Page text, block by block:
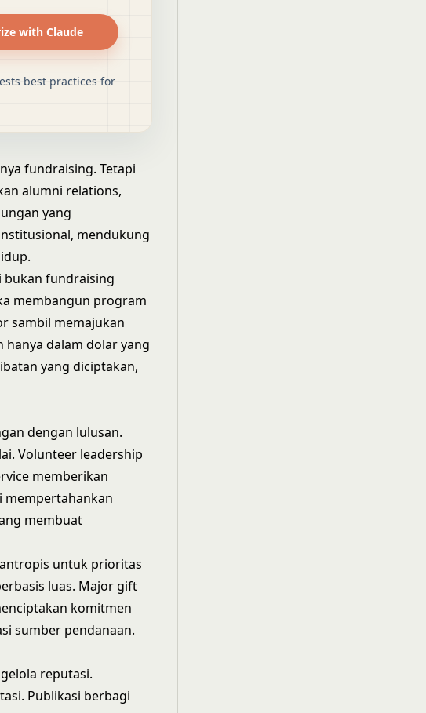
with Claude
best practices for
fundraising. Tetapi
alumni relations,
yang
mendukung
bukan fundraising
membangun program
sambil memajukan
dalam dolar yang
yang diciptakan,
dengan lulusan.
Volunteer leadership
memberikan
mempertahankan
membuat
untuk prioritas
luas. Major gift
komitmen
sumber pendanaan.
reputasi.
Publikasi berbagi